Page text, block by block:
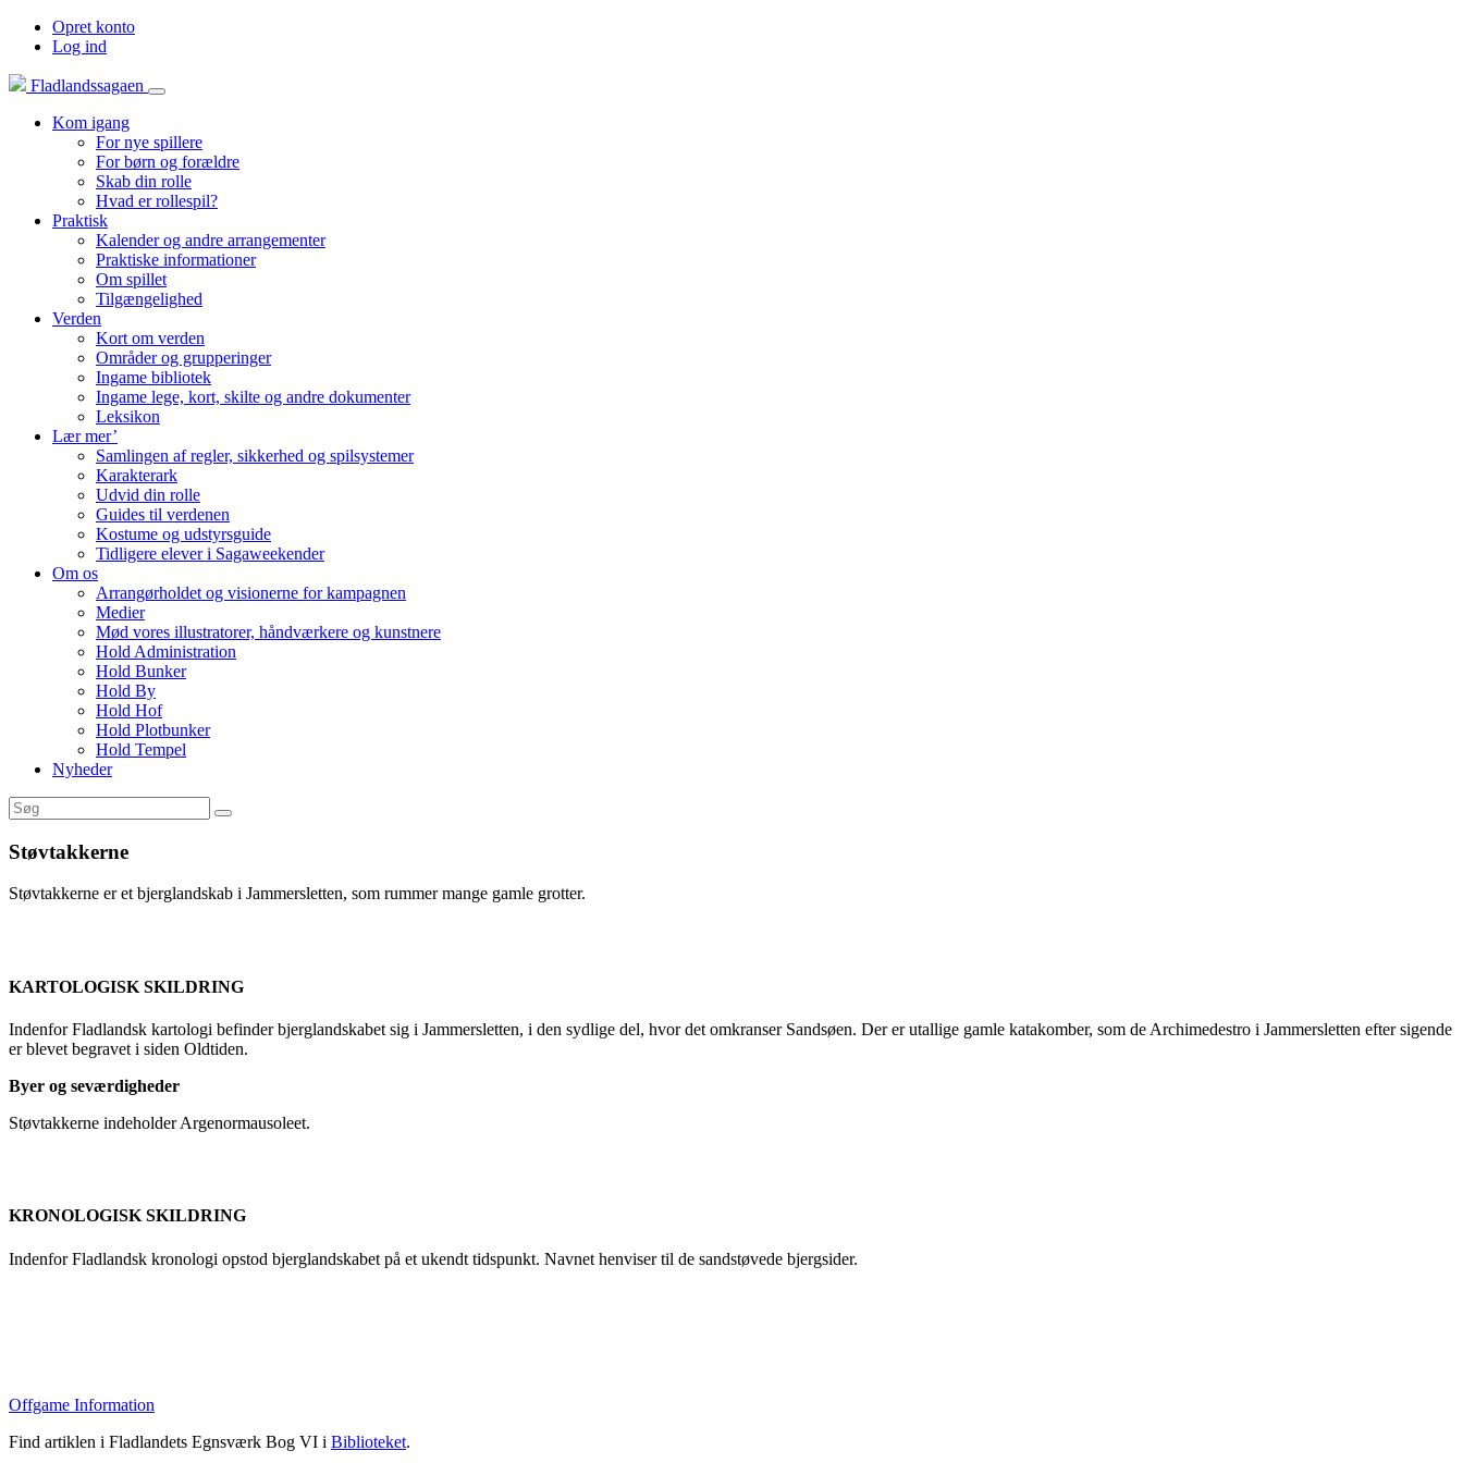
Opret konto
Log ind
Fladlandssagaen
Kom igang
For nye spillere
For børn og forældre
Skab din rolle
Hvad er rollespil?
Praktisk
Kalender og andre arrangementer
Praktiske informationer
Om spillet
Tilgængelighed
Verden
Kort om verden
Områder og grupperinger
Ingame bibliotek
Ingame lege, kort, skilte og andre dokumenter
Leksikon
Lær mer’
Samlingen af regler, sikkerhed og spilsystemer
Karakterark
Udvid din rolle
Guides til verdenen
Kostume og udstyrsguide
Tidligere elever i Sagaweekender
Om os
Arrangørholdet og visionerne for kampagnen
Medier
Mød vores illustratorer, håndværkere og kunstnere
Hold Administration
Hold Bunker
Hold By
Hold Hof
Hold Plotbunker
Hold Tempel
Nyheder
Støvtakkerne
Støvtakkerne er et bjerglandskab i Jammersletten, som rummer mange gamle grotter.
KARTOLOGISK SKILDRING
Indenfor Fladlandsk kartologi befinder bjerglandskabet sig i Jammersletten, i den sydlige del, hvor det omkranser Sandsøen. Der er utallige gamle katakomber, som de Archimedestro i Jammersletten efter sigende
er blevet begravet i siden Oldtiden.
Byer og seværdigheder
Støvtakkerne indeholder Argenormausoleet.
KRONOLOGISK SKILDRING
Indenfor Fladlandsk kronologi opstod bjerglandskabet på et ukendt tidspunkt. Navnet henviser til de sandstøvede bjergsider.
Offgame Information
Find artiklen i Fladlandets Egnsværk Bog VI i Biblioteket.